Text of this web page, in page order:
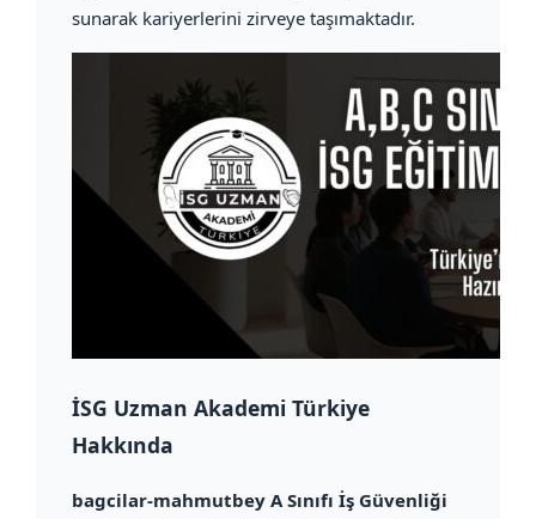
sunarak kariyerlerini zirveye taşımaktadır.
İSG Uzman Akademi Türkiye
Hakkında
bagcilar-mahmutbey A Sınıfı İş Güvenliği